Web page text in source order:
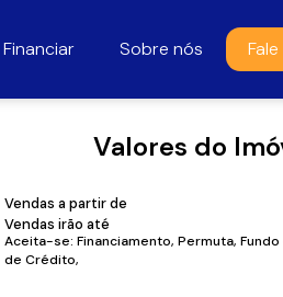
Sobre nós
Financiar
Valores do
Vendas a partir de
Vendas irão até
Aceita-se: Financiamento, Permuta,
de Crédito,